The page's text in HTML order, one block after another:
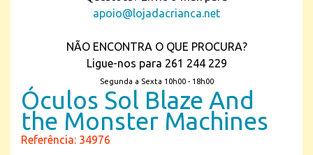
apoio@lojadacrianca.net
NÃO ENCONTRA O QUE PROCURA?
Ligue-nos para 261 244 229
Segunda a Sexta 10h00 - 18h00
Óculos Sol Blaze And
the Monster Machines
Referência: 34976